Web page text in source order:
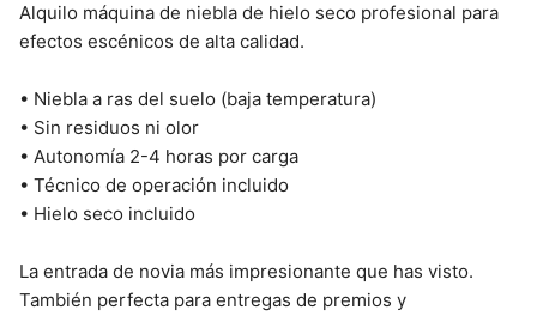
Alquilo máquina de niebla de hielo seco profesional para
efectos escénicos de alta calidad.
• Niebla a ras del suelo (baja temperatura)
• Sin residuos ni olor
• Autonomía 2-4 horas por carga
• Técnico de operación incluido
• Hielo seco incluido
La entrada de novia más impresionante que has visto.
También perfecta para entregas de premios y